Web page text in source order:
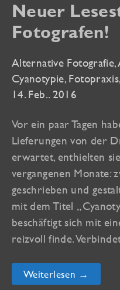
Neuer
Fotografen!
Alternative Fotografie,
Cyanotypie, Fotopraxis
14. Feb.. 2016
Vor ein paar Tagen
Lieferungen von der
erwartet, enthielten
vergangenen Monate:
geschrieben und
mit dem Titel
beschäftigt sich mit
reizvoll finde.
Neuer
Lesestoff
Weiterlesen →